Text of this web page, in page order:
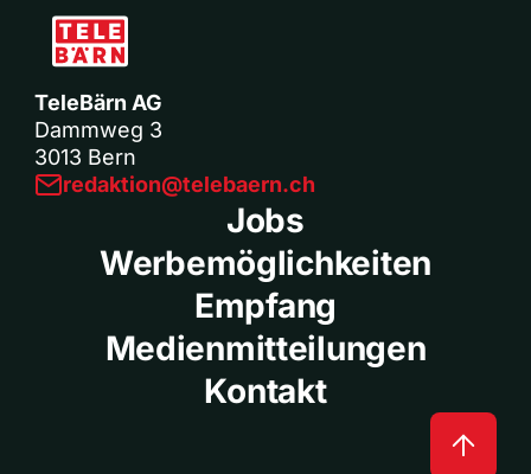
TeleBärn AG
Dammweg 3
3013 Bern
redaktion@telebaern.ch
Jobs
Werbemöglichkeiten
Empfang
Medienmitteilungen
Kontakt